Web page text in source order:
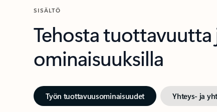
SISÄLTÖ
Tehosta
ominaisuuksilla
Työn tuottavuusominaisuudet Yhteys- ja